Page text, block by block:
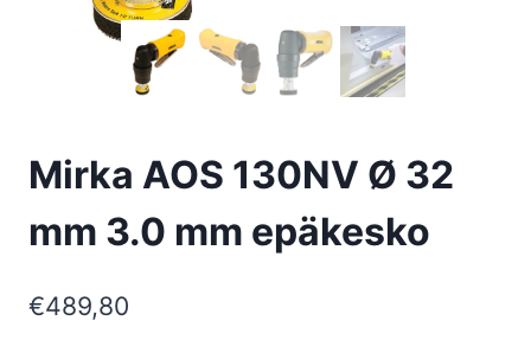
Mirka AOS 130NV Ø 32
mm 3.0 mm epäkesko
€489,80